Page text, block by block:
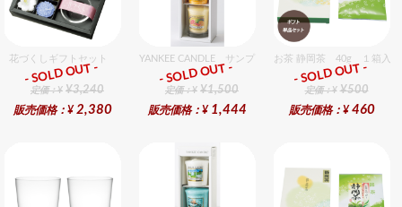
花づくしギフトセット
ギフト
定価：¥ ¥3,240
販売価格：¥ 2,380
- SOLD OUT -
YANKEE CANDLE サンプラー3個・ホルダーセット フル
ギフト
定価：¥ ¥1,500
販売価格：¥ 1,444
- SOLD OUT -
お茶 静岡茶 40g １箱入セ
ギフト
定価：¥ ¥500
販売価格：¥ 460
- SOLD OUT -